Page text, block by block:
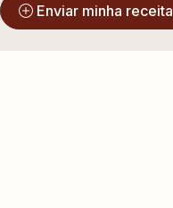
Enviar minha receita